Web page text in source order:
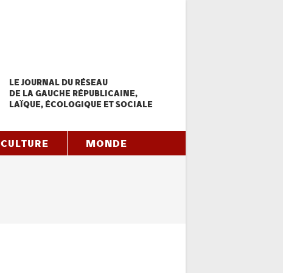
LE JOURNAL DU RÉSEAU
DE LA GAUCHE RÉPUBLICAINE,
LAÏQUE, ÉCOLOGIQUE ET SOCIALE
CULTURE MONDE